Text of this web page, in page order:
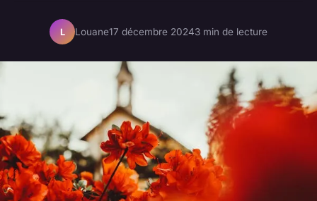
L Louane17 décembre 20243 min de lecture